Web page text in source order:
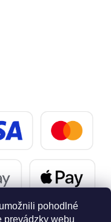
pohodlné
prevádzky webu